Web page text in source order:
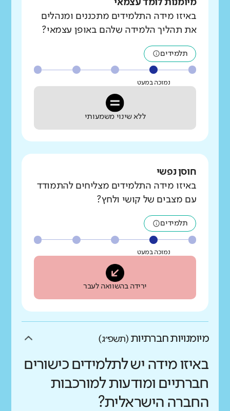
מיומנות לומד עצמאי
באיזו מידה התלמידים מתכננים ומנהלים
את תהליך הלמידה שלהם באופן עצמאי?
תלמידים
נמוכה במעט
ללא שינוי משמעותי
חוסן נפשי
באיזו מידה התלמידים מצליחים להתמודד
עם מצבים של קושי ולחץ?
תלמידים
נמוכה במעט
ירידה בהשוואה לעבר
מיומנויות חברתיות (תשפ״ג)
באיזו מידה יש לתלמידים כישורים
חברתיים ומודעות למורכבות
החברה הישראלית?